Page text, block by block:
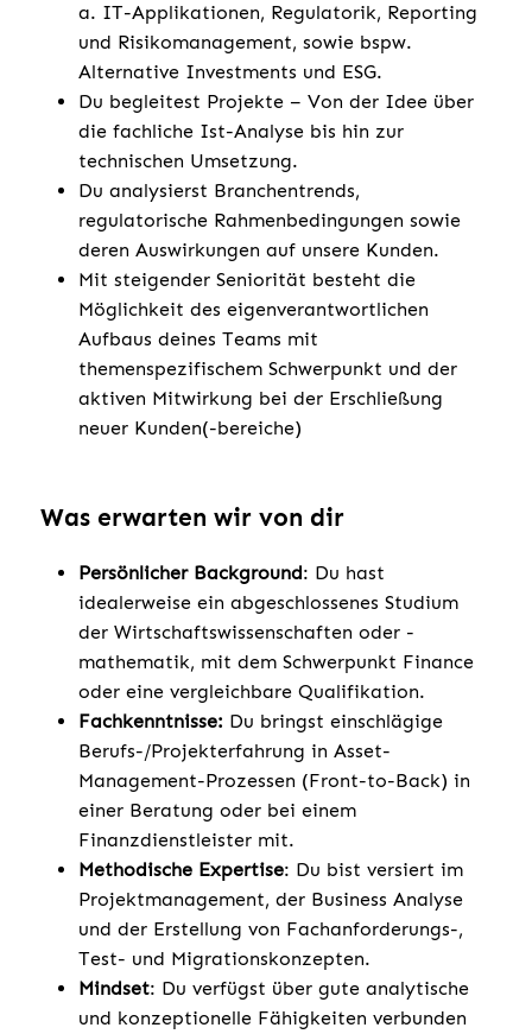
a. IT-Applikationen, Regulatorik, Reporting
und Risikomanagement, sowie bspw.
Alternative Investments und ESG.
Du begleitest Projekte – Von der Idee über
die fachliche Ist-Analyse bis hin zur
technischen Umsetzung.
Du analysierst Branchentrends,
regulatorische Rahmenbedingungen sowie
deren Auswirkungen auf unsere Kunden.
Mit steigender Seniorität besteht die
Möglichkeit des eigenverantwortlichen
Aufbaus deines Teams mit
themenspezifischem Schwerpunkt und der
aktiven Mitwirkung bei der Erschließung
neuer Kunden(-bereiche)
Was erwarten wir von dir
Persönlicher Background: Du hast
idealerweise ein abgeschlossenes Studium
der Wirtschaftswissenschaften oder -
mathematik, mit dem Schwerpunkt Finance
oder eine vergleichbare Qualifikation.
Fachkenntnisse: Du bringst einschlägige
Berufs-/Projekterfahrung in Asset-
Management-Prozessen (Front-to-Back) in
einer Beratung oder bei einem
Finanzdienstleister mit.
Methodische Expertise: Du bist versiert im
Projektmanagement, der Business Analyse
und der Erstellung von Fachanforderungs-,
Test- und Migrationskonzepten.
Mindset: Du verfügst über gute analytische
und konzeptionelle Fähigkeiten verbunden